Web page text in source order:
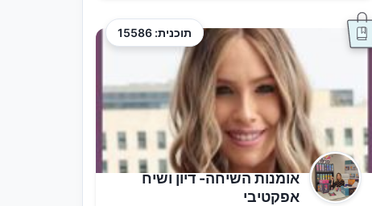
תוכנית: 15586
אומנות השיחה- דיון ושיח
אפקטיבי